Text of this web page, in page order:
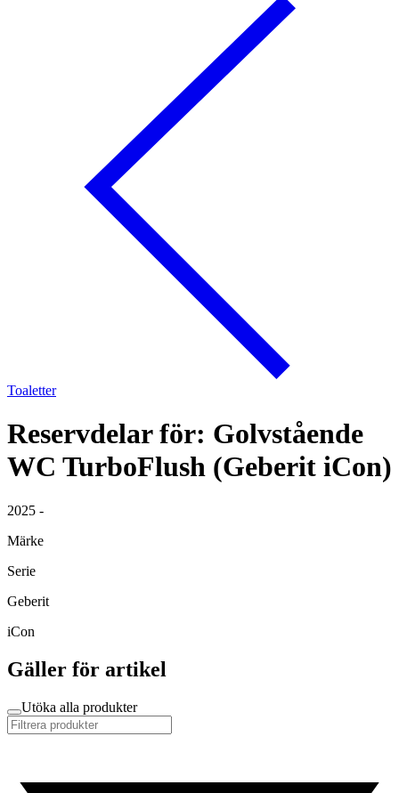
Toaletter
Reservdelar för: Golvstående
WC TurboFlush (Geberit iCon)
2025 -
Märke
Serie
Geberit
iCon
Gäller för artikel
Utöka alla produkter